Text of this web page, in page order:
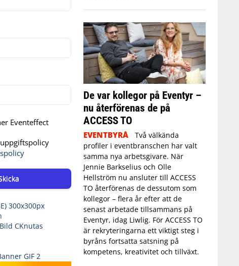
Eventeffect
De var kollegor på Eventyr –
nu återförenas de på
ACCESS TO
EVENTBYRÅ
Två välkända
profiler i eventbranschen har valt
samma nya arbetsgivare. När
Jennie Barkselius och Olle
Hellström nu ansluter till ACCESS
TO återförenas de dessutom som
kollegor – flera år efter att de
senast arbetade tillsammans på
Eventyr, idag Liwlig. För ACCESS TO
är rekryteringarna ett viktigt steg i
byråns fortsatta satsning på
kompetens, kreativitet och tillväxt.